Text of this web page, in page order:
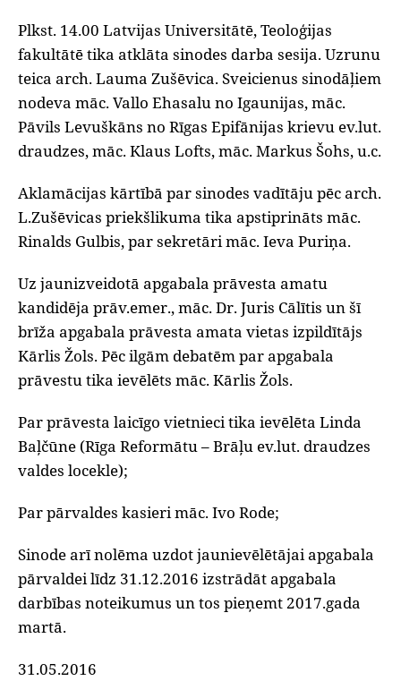
Plkst. 14.00 Latvijas Universitātē, Teoloģijas
fakultātē tika atklāta sinodes darba sesija. Uzrunu
teica arch. Lauma Zušēvica. Sveicienus sinodāļiem
nodeva māc. Vallo Ehasalu no Igaunijas, māc.
Pāvils Levuškāns no Rīgas Epifānijas krievu ev.lut.
draudzes, māc. Klaus Lofts, māc. Markus Šohs, u.c.
Aklamācijas kārtībā par sinodes vadītāju pēc arch.
L.Zušēvicas priekšlikuma tika apstiprināts māc.
Rinalds Gulbis, par sekretāri māc. Ieva Puriņa.
Uz jaunizveidotā apgabala prāvesta amatu
kandidēja prāv.emer., māc. Dr. Juris Cālītis un šī
brīža apgabala prāvesta amata vietas izpildītājs
Kārlis Žols. Pēc ilgām debatēm par apgabala
prāvestu tika ievēlēts māc. Kārlis Žols.
Par prāvesta laicīgo vietnieci tika ievēlēta Linda
Baļčūne (Rīga Reformātu – Brāļu ev.lut. draudzes
valdes locekle);
Par pārvaldes kasieri māc. Ivo Rode;
Sinode arī nolēma uzdot jaunievēlētājai apgabala
pārvaldei līdz 31.12.2016 izstrādāt apgabala
darbības noteikumus un tos pieņemt 2017.gada
martā.
31.05.2016